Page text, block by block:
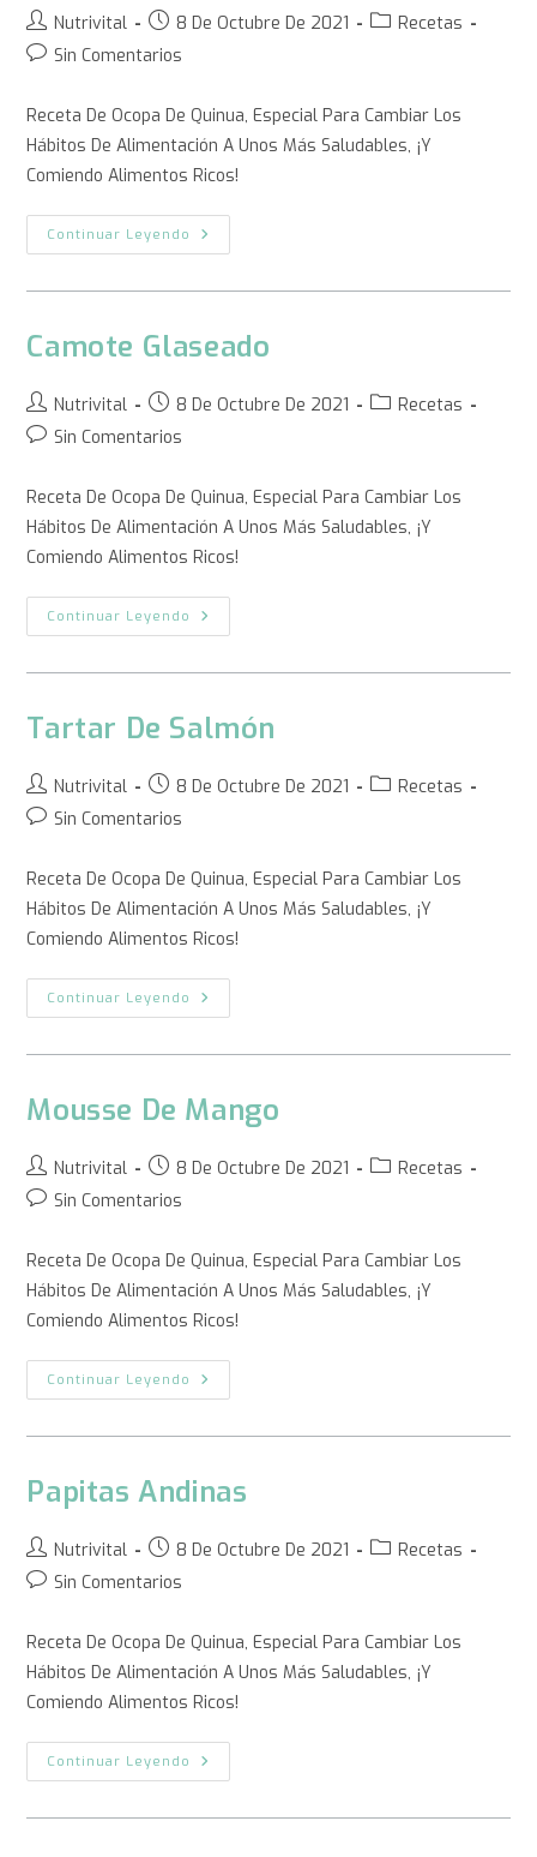
Nutrivital 8 De Octubre De 2021
Recetas
Sin Comentarios
Receta De Ocopa De Quinua, Especial Para Cambiar Los
Hábitos De Alimentación A Unos Más Saludables, ¡y
Comiendo Alimentos Ricos!
Continuar Leyendo
Camote Glaseado
Nutrivital 8 De Octubre De 2021
Recetas
Sin Comentarios
Receta De Ocopa De Quinua, Especial Para Cambiar Los
Hábitos De Alimentación A Unos Más Saludables, ¡y
Comiendo Alimentos Ricos!
Continuar Leyendo
Tartar De Salmón
Nutrivital 8 De Octubre De 2021
Recetas
Sin Comentarios
Receta De Ocopa De Quinua, Especial Para Cambiar Los
Hábitos De Alimentación A Unos Más Saludables, ¡y
Comiendo Alimentos Ricos!
Continuar Leyendo
Mousse De Mango
Nutrivital 8 De Octubre De 2021
Recetas
Sin Comentarios
Receta De Ocopa De Quinua, Especial Para Cambiar Los
Hábitos De Alimentación A Unos Más Saludables, ¡y
Comiendo Alimentos Ricos!
Continuar Leyendo
Papitas Andinas
Nutrivital 8 De Octubre De 2021
Recetas
Sin Comentarios
Receta De Ocopa De Quinua, Especial Para Cambiar Los
Hábitos De Alimentación A Unos Más Saludables, ¡y
Comiendo Alimentos Ricos!
Continuar Leyendo